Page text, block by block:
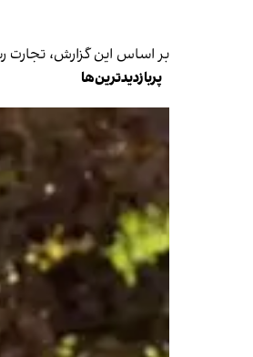
بر اساس این گزارش، تجارت
پربازدیدترین‌ها